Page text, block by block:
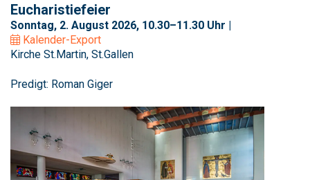
Eucharistiefeier
Sonntag, 2. August 2026, 10.30–11.30 Uhr |
Kalender-Export
Kirche St.Martin, St.Gallen
Predigt: Roman Giger